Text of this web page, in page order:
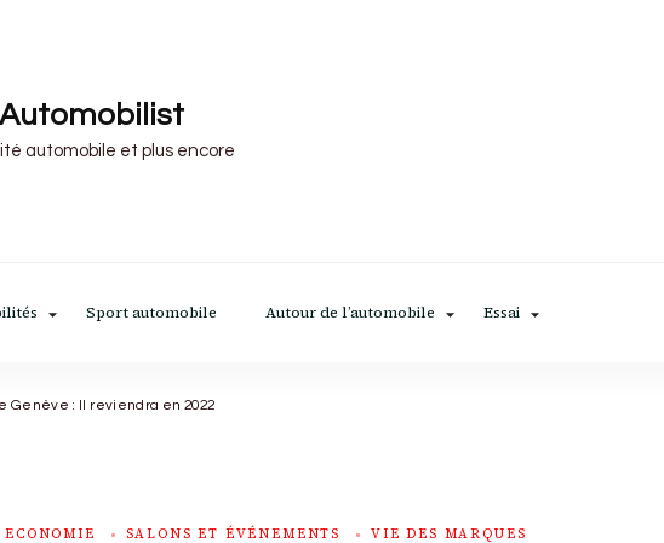
automobile et plus encore
Sport automobile Autour de l’automobile Essai
Genève : Il reviendra en 2022
ECONOMIE SALONS ET ÉVÉNEMENTS VIE DES MARQUES